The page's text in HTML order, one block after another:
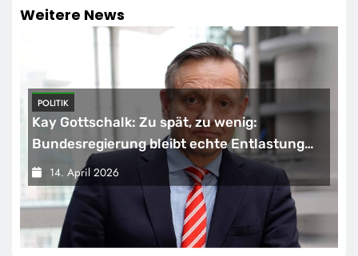
Weitere News
POLITIK
Kay Gottschalk: Zu spät, zu wenig:
Bundesregierung bleibt echte Entlastung
schuldig
14. April 2026